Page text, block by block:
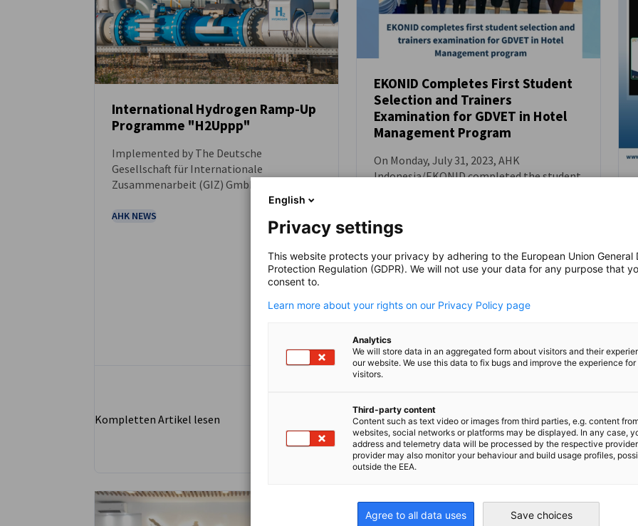
International Hydrogen Ramp-Up
Programme "H2Uppp"
Implemented by The Deutsche
Gesellschaft für Internationale
Zusammenarbeit (GIZ) GmbH and AHK
Indonesia/EKONID, German-Indonesian
Chamber of Industry and Commerce. The
International Hydrogen Ramp-up
Ministry for Economic Affairs and Climate
Action (BMWK) promotes projects and
in selected developing and emerging
AHK NEWS
Kompletten Artikel lesen
NEUIGKEITEN
EKONID Completes First Student
Selection and Trainers
Examination for GDVET in Hotel
Management Program
On Monday, July 31, 2023, AHK
Indonesia/EKONID completed the student
German Dual Vocational and Education
Training (GDVET) in Hotel Management
program.
AHK NEWS
Kompletten Artikel lesen
English
Privacy settings
This website protects your privacy by adhering to the European Union General
Protection Regulation (GDPR). We will not use your data for any purpose that
consent to.
Learn more about your rights on our Privacy Policy page
Analytics
We will store data in an aggregated form about visitors and their
our website. We use this data to fix bugs and improve the experience for
visitors.
Third-party content
Content such as text video or images from third parties, e.g. content
websites, social networks or platforms may be displayed. In any case,
address and telemetry data will be processed by the respective
provider may also monitor your behaviour and build usage profiles,
outside the EEA.
Agree to all data uses Save choices